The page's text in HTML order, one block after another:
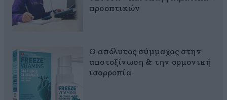
προοπτικών
Ο απόλυτος σύμμαχος στην
αποτοξίνωση & την ορμονική
ισορροπία